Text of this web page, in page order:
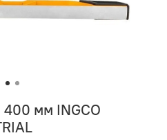
мм INGCO